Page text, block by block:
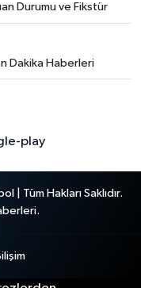
Durumu ve Fikstür
Dakika Haberleri
Tüm Hakları Saklıdır.